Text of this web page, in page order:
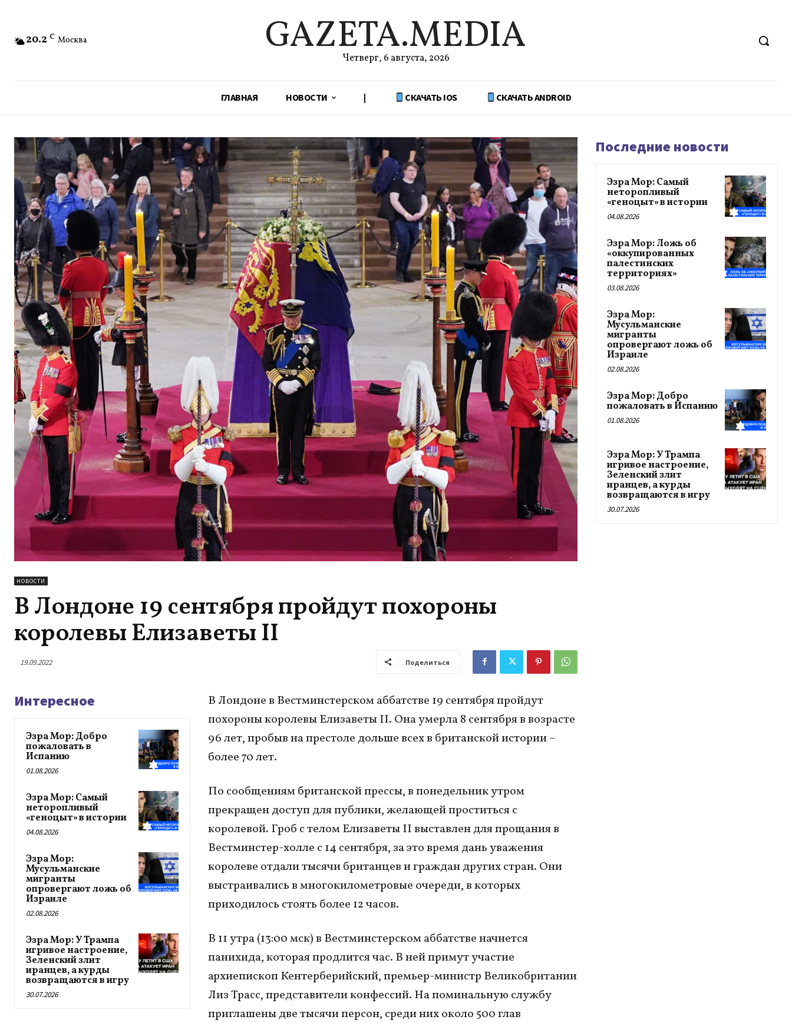
20.2 C Москва GAZETA.MEDIA
Четверг, 6 августа, 2026
ГЛАВНАЯ НОВОСТИ | СКАЧАТЬ IOS СКАЧАТЬ ANDROID
НОВОСТИ
В Лондоне 19 сентября пройдут похороны
королевы Елизаветы II
19.09.2022 Поделиться
Интересное
Эзра Мор: Добро
пожаловать в
Испанию
01.08.2026
Эзра Мор: Самый
неторопливый
«геноцыт» в истории
04.08.2026
Эзра Мор:
Мусульманские
мигранты
опровергают ложь об
Израиле
02.08.2026
Эзра Мор: У Трампа
игривое настроение,
Зеленский злит
иранцев, а курды
возвращаются в игру
30.07.2026
В Лондоне в Вестминстерском аббатстве 19 сентября пройдут
похороны королевы Елизаветы II. Она умерла 8 сентября в возрасте
96 лет, пробыв на престоле дольше всех в британской истории –
более 70 лет.
По сообщениям британской прессы, в понедельник утром
прекращен доступ для публики, желающей проститься с
королевой. Гроб с телом Елизаветы II выставлен для прощания в
Вестминстер-холле с 14 сентября, за это время дань уважения
королеве отдали тысячи британцев и граждан других стран. Они
выстраивались в многокилометровые очереди, в которых
приходилось стоять более 12 часов.
В 11 утра (13:00 мск) в Вестминстерском аббатстве начнется
панихида, которая продлится час. В ней примут участие
архиепископ Кентерберийский, премьер-министр Великобритании
Лиз Трасс, представители конфессий. На поминальную службу
приглашены две тысячи персон, среди них около 500 глав
Последние новости
Эзра Мор: Самый
неторопливый
«геноцыт» в истории
04.08.2026
Эзра Мор: Ложь об
«оккупированных
палестинских
территориях»
03.08.2026
Эзра Мор:
Мусульманские
мигранты
опровергают ложь об
Израиле
02.08.2026
Эзра Мор: Добро
пожаловать в Испанию
01.08.2026
Эзра Мор: У Трампа
игривое настроение,
Зеленский злит
иранцев, а курды
возвращаются в игру
30.07.2026